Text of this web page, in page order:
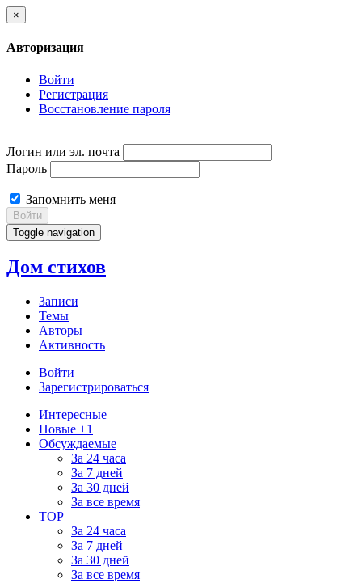
×
Авторизация
Войти
Регистрация
Восстановление пароля
Логин или эл. почта
Пароль
Запомнить меня
Войти
Toggle navigation
Дом стихов
Записи
Темы
Авторы
Активность
Войти
Зарегистрироваться
Интересные
Новые +1
Обсуждаемые
За 24 часа
За 7 дней
За 30 дней
За все время
TOP
За 24 часа
За 7 дней
За 30 дней
За все время